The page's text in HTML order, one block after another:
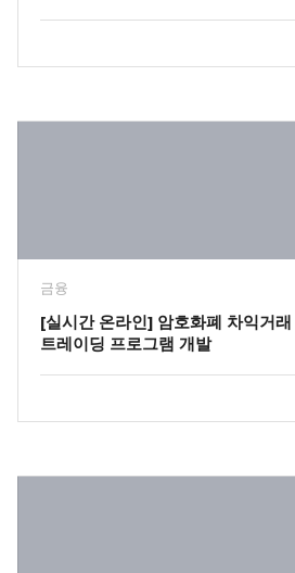
금융
[실시간 온라인] 암호화폐 차익거래
트레이딩 프로그램 개발